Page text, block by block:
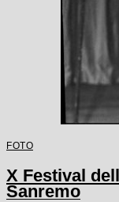
FOTO
X Festival
Sanremo